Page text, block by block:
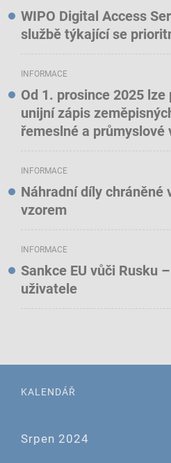
WIPO Digital Access
službě týkající se
INFORMACE
Od 1. prosince 2025
unijní zápis
řemeslné a průmyslové
INFORMACE
Náhradní díly chráněné
vzorem
INFORMACE
Sankce EU vůči Rusku
uživatele
KALENDÁŘ
Srpen 2024